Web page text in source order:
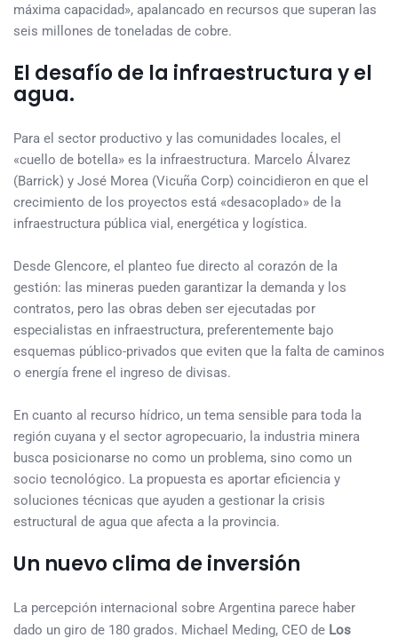
máxima capacidad», apalancado en recursos que superan las
seis millones de toneladas de cobre.
El desafío de la infraestructura y el
agua.
Para el sector productivo y las comunidades locales, el
«cuello de botella» es la infraestructura. Marcelo Álvarez
(Barrick) y José Morea (Vicuña Corp) coincidieron en que el
crecimiento de los proyectos está «desacoplado» de la
infraestructura pública vial, energética y logística.
Desde Glencore, el planteo fue directo al corazón de la
gestión: las mineras pueden garantizar la demanda y los
contratos, pero las obras deben ser ejecutadas por
especialistas en infraestructura, preferentemente bajo
esquemas público-privados que eviten que la falta de caminos
o energía frene el ingreso de divisas.
En cuanto al recurso hídrico, un tema sensible para toda la
región cuyana y el sector agropecuario, la industria minera
busca posicionarse no como un problema, sino como un
socio tecnológico. La propuesta es aportar eficiencia y
soluciones técnicas que ayuden a gestionar la crisis
estructural de agua que afecta a la provincia.
Un nuevo clima de inversión
La percepción internacional sobre Argentina parece haber
dado un giro de 180 grados. Michael Meding, CEO de Los